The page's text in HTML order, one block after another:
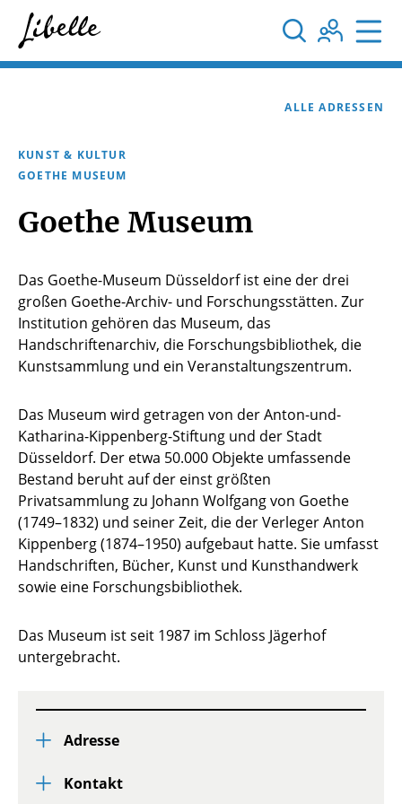
  
KUNST & KULTUR
GOETHE MUSEUM
ALLE ADRESSEN
Goethe Museum
Das Goethe-Museum Düsseldorf ist eine der drei
großen Goethe-Archiv- und Forschungsstätten. Zur
Institution gehören das Museum, das
Handschriftenarchiv, die Forschungsbibliothek, die
Kunstsammlung und ein Veranstaltungszentrum.
Das Museum wird getragen von der Anton-und-
Katharina-Kippenberg-Stiftung und der Stadt
Düsseldorf. Der etwa 50.000 Objekte umfassende
Bestand beruht auf der einst größten
Privatsammlung zu Johann Wolfgang von Goethe
(1749–1832) und seiner Zeit, die der Verleger Anton
Kippenberg (1874–1950) aufgebaut hatte. Sie umfasst
Handschriften, Bücher, Kunst und Kunsthandwerk
sowie eine Forschungsbibliothek.
Das Museum ist seit 1987 im Schloss Jägerhof
untergebracht.
Adresse
Kontakt